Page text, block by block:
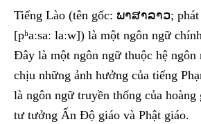
Tiếng Lào (tên gốc: ພາສາລາວ; phát
[pʰaːsaː laːw]) là một ngôn ngữ
Đây là một ngôn ngữ thuộc hệ ngôn
chịu những ảnh hưởng của tiếng
là ngôn ngữ truyền thống của
tư tưởng Ấn Độ giáo và Phật giáo.